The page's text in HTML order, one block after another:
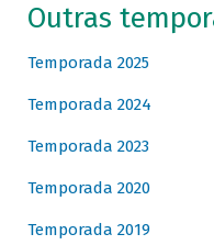
Outras
Temporada 2025
Temporada 2024
Temporada 2023
Temporada 2020
Temporada 2019